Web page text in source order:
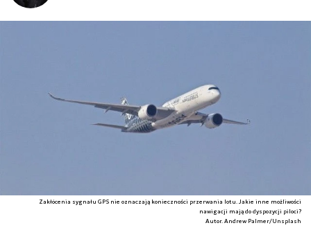
Zakłócenia sygnału GPS nie oznaczają konieczności przerwania lotu. Jakie inne możliwości
nawigacji mają do dyspozycji piloci?
Autor. Andrew Palmer/Unsplash